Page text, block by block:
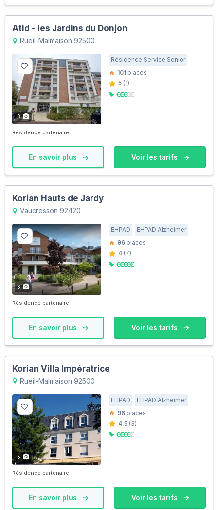
Atid - les Jardins du Donjon
Rueil-Malmaison 92500
8
Résidence Service Senior
101 places
5 (1)
Résidence partenaire
En savoir plus Voir les tarifs
Korian Hauts de Jardy
Vaucresson 92420
6
EHPAD
EHPAD Alzheimer
96 places
4 (7)
Résidence partenaire
En savoir plus Voir les tarifs
Korian Villa Impératrice
Rueil-Malmaison 92500
5
EHPAD
EHPAD Alzheimer
96 places
4.5 (3)
Résidence partenaire
En savoir plus Voir les tarifs